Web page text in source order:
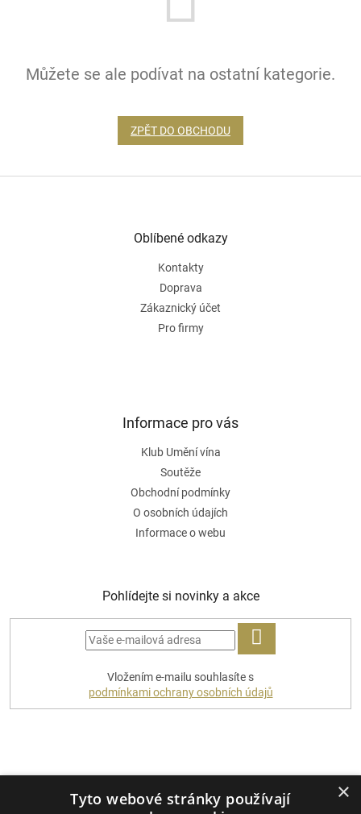
Můžete se ale podívat na ostatní kategorie.
ZPĚT DO OBCHODU
Oblíbené odkazy
Kontakty
Doprava
Zákaznický účet
Pro firmy
Informace pro vás
Klub Umění vína
Soutěže
Obchodní podmínky
O osobních údajích
Informace o webu
Pohlídejte si novinky a akce
PŘIHLÁSIT
Vložením e-mailu souhlasíte s
podmínkami ochrany osobních údajů
×
Tyto webové stránky používají